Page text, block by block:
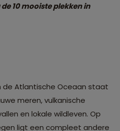
10 mooiste plekken in
de Atlantische Oceaan staat
meren, vulkanische
en lokale wildleven. Op
ligt een compleet andere